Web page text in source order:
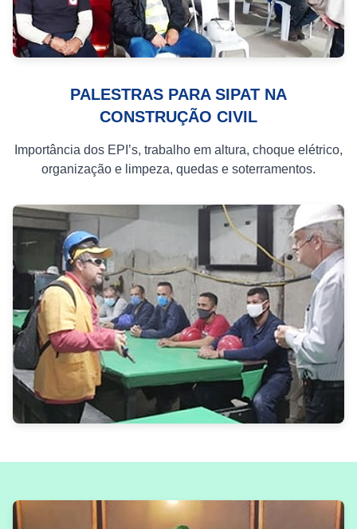
PALESTRAS PARA SIPAT NA
CONSTRUÇÃO CIVIL
Importância dos EPI’s, trabalho em altura, choque elétrico,
organização e limpeza, quedas e soterramentos.